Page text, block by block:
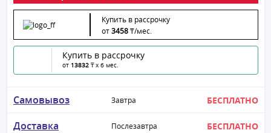
Купить в рассрочку
от3458₸/мес.
Купить в рассрочку
от 13832 ₸ x 6 мес.
Самовывоз Завтра БЕСПЛАТНО
Доставка Послезавтра БЕСПЛАТНО